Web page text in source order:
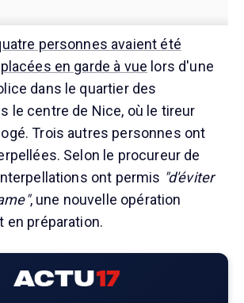
personnes avaient été
en garde à vue lors d'une
dans le quartier des
le centre de Nice, où le tireur
Trois autres personnes ont
Selon le procureur de
ont permis "d'éviter
, une nouvelle opération
en préparation.